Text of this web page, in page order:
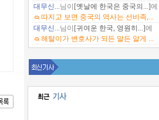
대무신...님이 [옛날에 한국은 중국의...]에
따지고 보면 중국의 역사는 선비족,...
대무신...님이 [귀여운 한국, 영원히...]에
해탈이가 변호사가 되든 말든 알게 ...